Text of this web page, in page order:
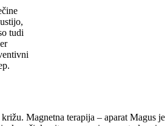
tudi
Magnetna terapija – aparat Magus